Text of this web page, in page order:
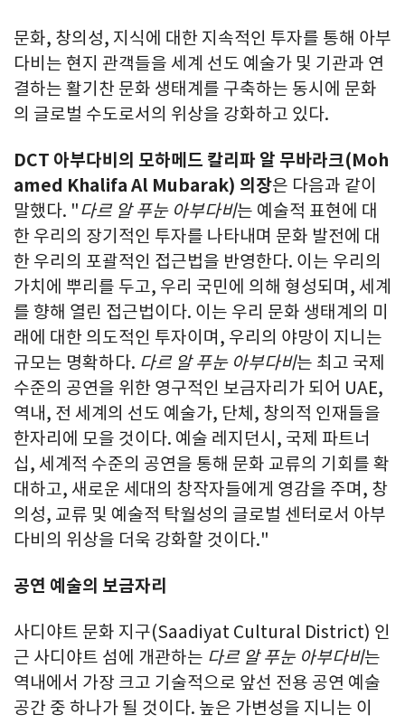
문화, 창의성, 지식에 대한 지속적인 투자를 통해 아부
다비는 현지 관객들을 세계 선도 예술가 및 기관과 연
결하는 활기찬 문화 생태계를 구축하는 동시에 문화
의 글로벌 수도로서의 위상을 강화하고 있다.
DCT 아부다비의 모하메드 칼리파 알 무바라크(Moh
amed Khalifa Al Mubarak) 의장은 다음과 같이
말했다. "다르 알 푸눈 아부다비는 예술적 표현에 대
한 우리의 장기적인 투자를 나타내며 문화 발전에 대
한 우리의 포괄적인 접근법을 반영한다. 이는 우리의
가치에 뿌리를 두고, 우리 국민에 의해 형성되며, 세계
를 향해 열린 접근법이다. 이는 우리 문화 생태계의 미
래에 대한 의도적인 투자이며, 우리의 야망이 지니는
규모는 명확하다. 다르 알 푸눈 아부다비는 최고 국제
수준의 공연을 위한 영구적인 보금자리가 되어 UAE,
역내, 전 세계의 선도 예술가, 단체, 창의적 인재들을
한자리에 모을 것이다. 예술 레지던시, 국제 파트너
십, 세계적 수준의 공연을 통해 문화 교류의 기회를 확
대하고, 새로운 세대의 창작자들에게 영감을 주며, 창
의성, 교류 및 예술적 탁월성의 글로벌 센터로서 아부
다비의 위상을 더욱 강화할 것이다."
공연 예술의 보금자리
사디야트 문화 지구(Saadiyat Cultural District) 인
근 사디야트 섬에 개관하는 다르 알 푸눈 아부다비는
역내에서 가장 크고 기술적으로 앞선 전용 공연 예술
공간 중 하나가 될 것이다. 높은 가변성을 지니는 이